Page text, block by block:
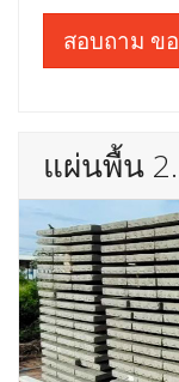
สอบถาม ข
แผ่นพื้น